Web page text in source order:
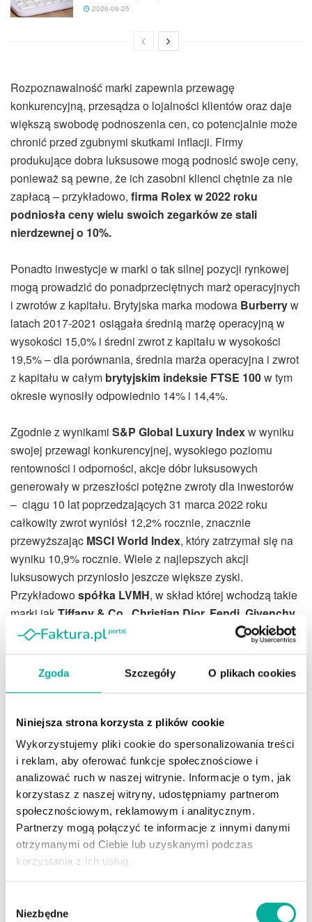
Zgoda Szczegóły O plikach cookies
Niniejsza strona korzysta z plików cookie
Wykorzystujemy pliki cookie do spersonalizowania treści
i reklam, aby oferować funkcje społecznościowe i
analizować ruch w naszej witrynie. Informacje o tym, jak
korzystasz z naszej witryny, udostępniamy partnerom
społecznościowym, reklamowym i analitycznym.
Partnerzy mogą połączyć te informacje z innymi danymi
otrzymanymi od Ciebie lub uzyskanymi podczas
korzystania z ich usług.
zgody
Niezbędne
2026-06-25
Rozpoznawalność marki zapewnia przewagę
konkurencyjną, przesądza o lojalności klientów oraz daje
większą swobodę podnoszenia cen, co potencjalnie może
chronić przed zgubnymi skutkami inflacji. Firmy
produkujące dobra luksusowe mogą podnosić swoje ceny,
ponieważ są pewne, że ich zasobni klienci chętnie za nie
zapłacą – przykładowo, firma Rolex w 2022 roku
podniosła ceny wielu swoich zegarków ze stali
nierdzewnej o 10%.
Ponadto inwestycje w marki o tak silnej pozycji rynkowej
mogą prowadzić do ponadprzeciętnych marż operacyjnych
i zwrotów z kapitału. Brytyjska marka modowa Burberryw
latach 2017-2021 osiągała średnią marżę operacyjną w
wysokości 15,0% i średni zwrot z kapitału w wysokości
19,5% – dla porównania, średnia marża operacyjna i zwrot
z kapitału w całym brytyjskim indeksie FTSE 100w tym
okresie wynosiły odpowiednio 14% i 14,4%.
Zgodnie z wynikami S&P Global Luxury Indexw wyniku
swojej przewagi konkurencyjnej, wysokiego poziomu
rentowności i odporności, akcje dóbr luksusowych
generowały w przeszłości potężne zwroty dla inwestorów
– ciągu 10 lat poprzedzających 31 marca 2022 roku
całkowity zwrot wyniósł 12,2% rocznie, znacznie
przewyższając MSCI World Index, który zatrzymał się na
wyniku 10,9% rocznie. Wiele z najlepszych akcji
luksusowych przyniosło jeszcze większe zyski.
Przykładowospółka LVMH, w skład której wchodzą takie
marki jakTiffany & Co., Christian Dior, Fendi, Givenchy,
Marc Jacobs, Stella McCartney, Loewe, Kenzo, Celine,
przyniosło zwrot
z ceny akcji w wysokości około 17,3% rocznie w tym
Podsumowując, inwestowanie w akcje firm oferujących
produkty ekskluzywne nie przyniesie Ci błyskawicznego
zysku, jednak może być dobrym pomysłem w dłuższej
perspektywie, zwłaszcza w porównaniu z zakupem akcji
producentów dóbr komercyjnych innego typu.
Potencjał rynku towarów
ekskluzywnych
Przewiduje się, że globalny rynek dóbr luksusowych
dolarów,co oznacza wzrost o ponad 55,5 miliardów